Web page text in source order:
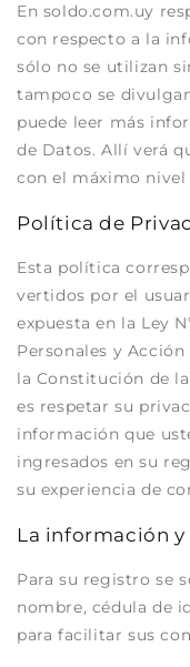
En soldo.com.uy
con respecto a la
sólo no se utilizan
tampoco se
puede leer más
de Datos. Allí verá
con el máximo nivel
Política de
Esta política
vertidos por el
expuesta en la Ley
Personales y
la Constitución de
es respetar su
información que
ingresados en su
su experiencia de
La información y
Para su registro se
nombre, cédula de
para facilitar sus